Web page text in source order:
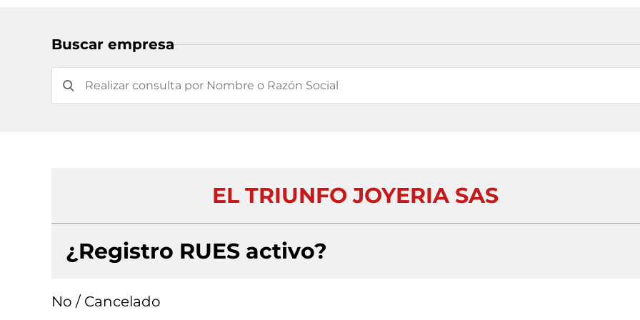
Buscar empresa
EL TRIUNFO JOYERIA SAS
¿Registro RUES activo?
No / Cancelado